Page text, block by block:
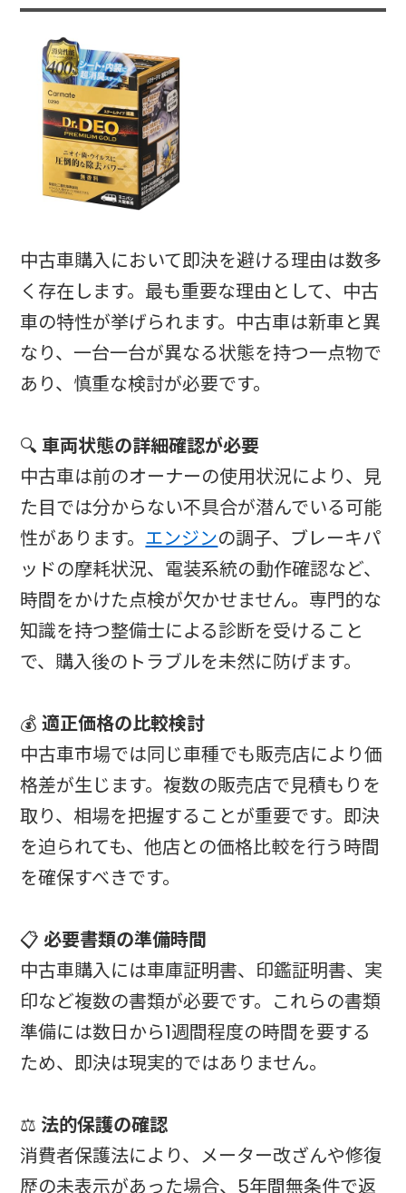
中古車購入において即決を避ける理由は数多
く存在します。最も重要な理由として、中古
車の特性が挙げられます。中古車は新車と異
なり、一台一台が異なる状態を持つ一点物で
あり、慎重な検討が必要です。
🔍 車両状態の詳細確認が必要
中古車は前のオーナーの使用状況により、見
た目では分からない不具合が潜んでいる可能
性があります。 エンジンの調子、ブレーキパ
ッドの摩耗状況、電装系統の動作確認など、
時間をかけた点検が欠かせません。専門的な
知識を持つ整備士による診断を受けること
で、購入後のトラブルを未然に防げます。
💰適正価格の比較検討
中古車市場では同じ車種でも販売店により価
格差が生じます。複数の販売店で見積もりを
取り、相場を把握することが重要です。即決
を迫られても、他店との価格比較を行う時間
を確保すべきです。
📋必要書類の準備時間
中古車購入には車庫証明書、印鑑証明書、実
印など複数の書類が必要です。これらの書類
準備には数日から1週間程度の時間を要する
ため、即決は現実的ではありません。
⚖️ 法的保護の確認
消費者保護法により、メーター改ざんや修復
歴の未表示があった場合、5年間無条件で返